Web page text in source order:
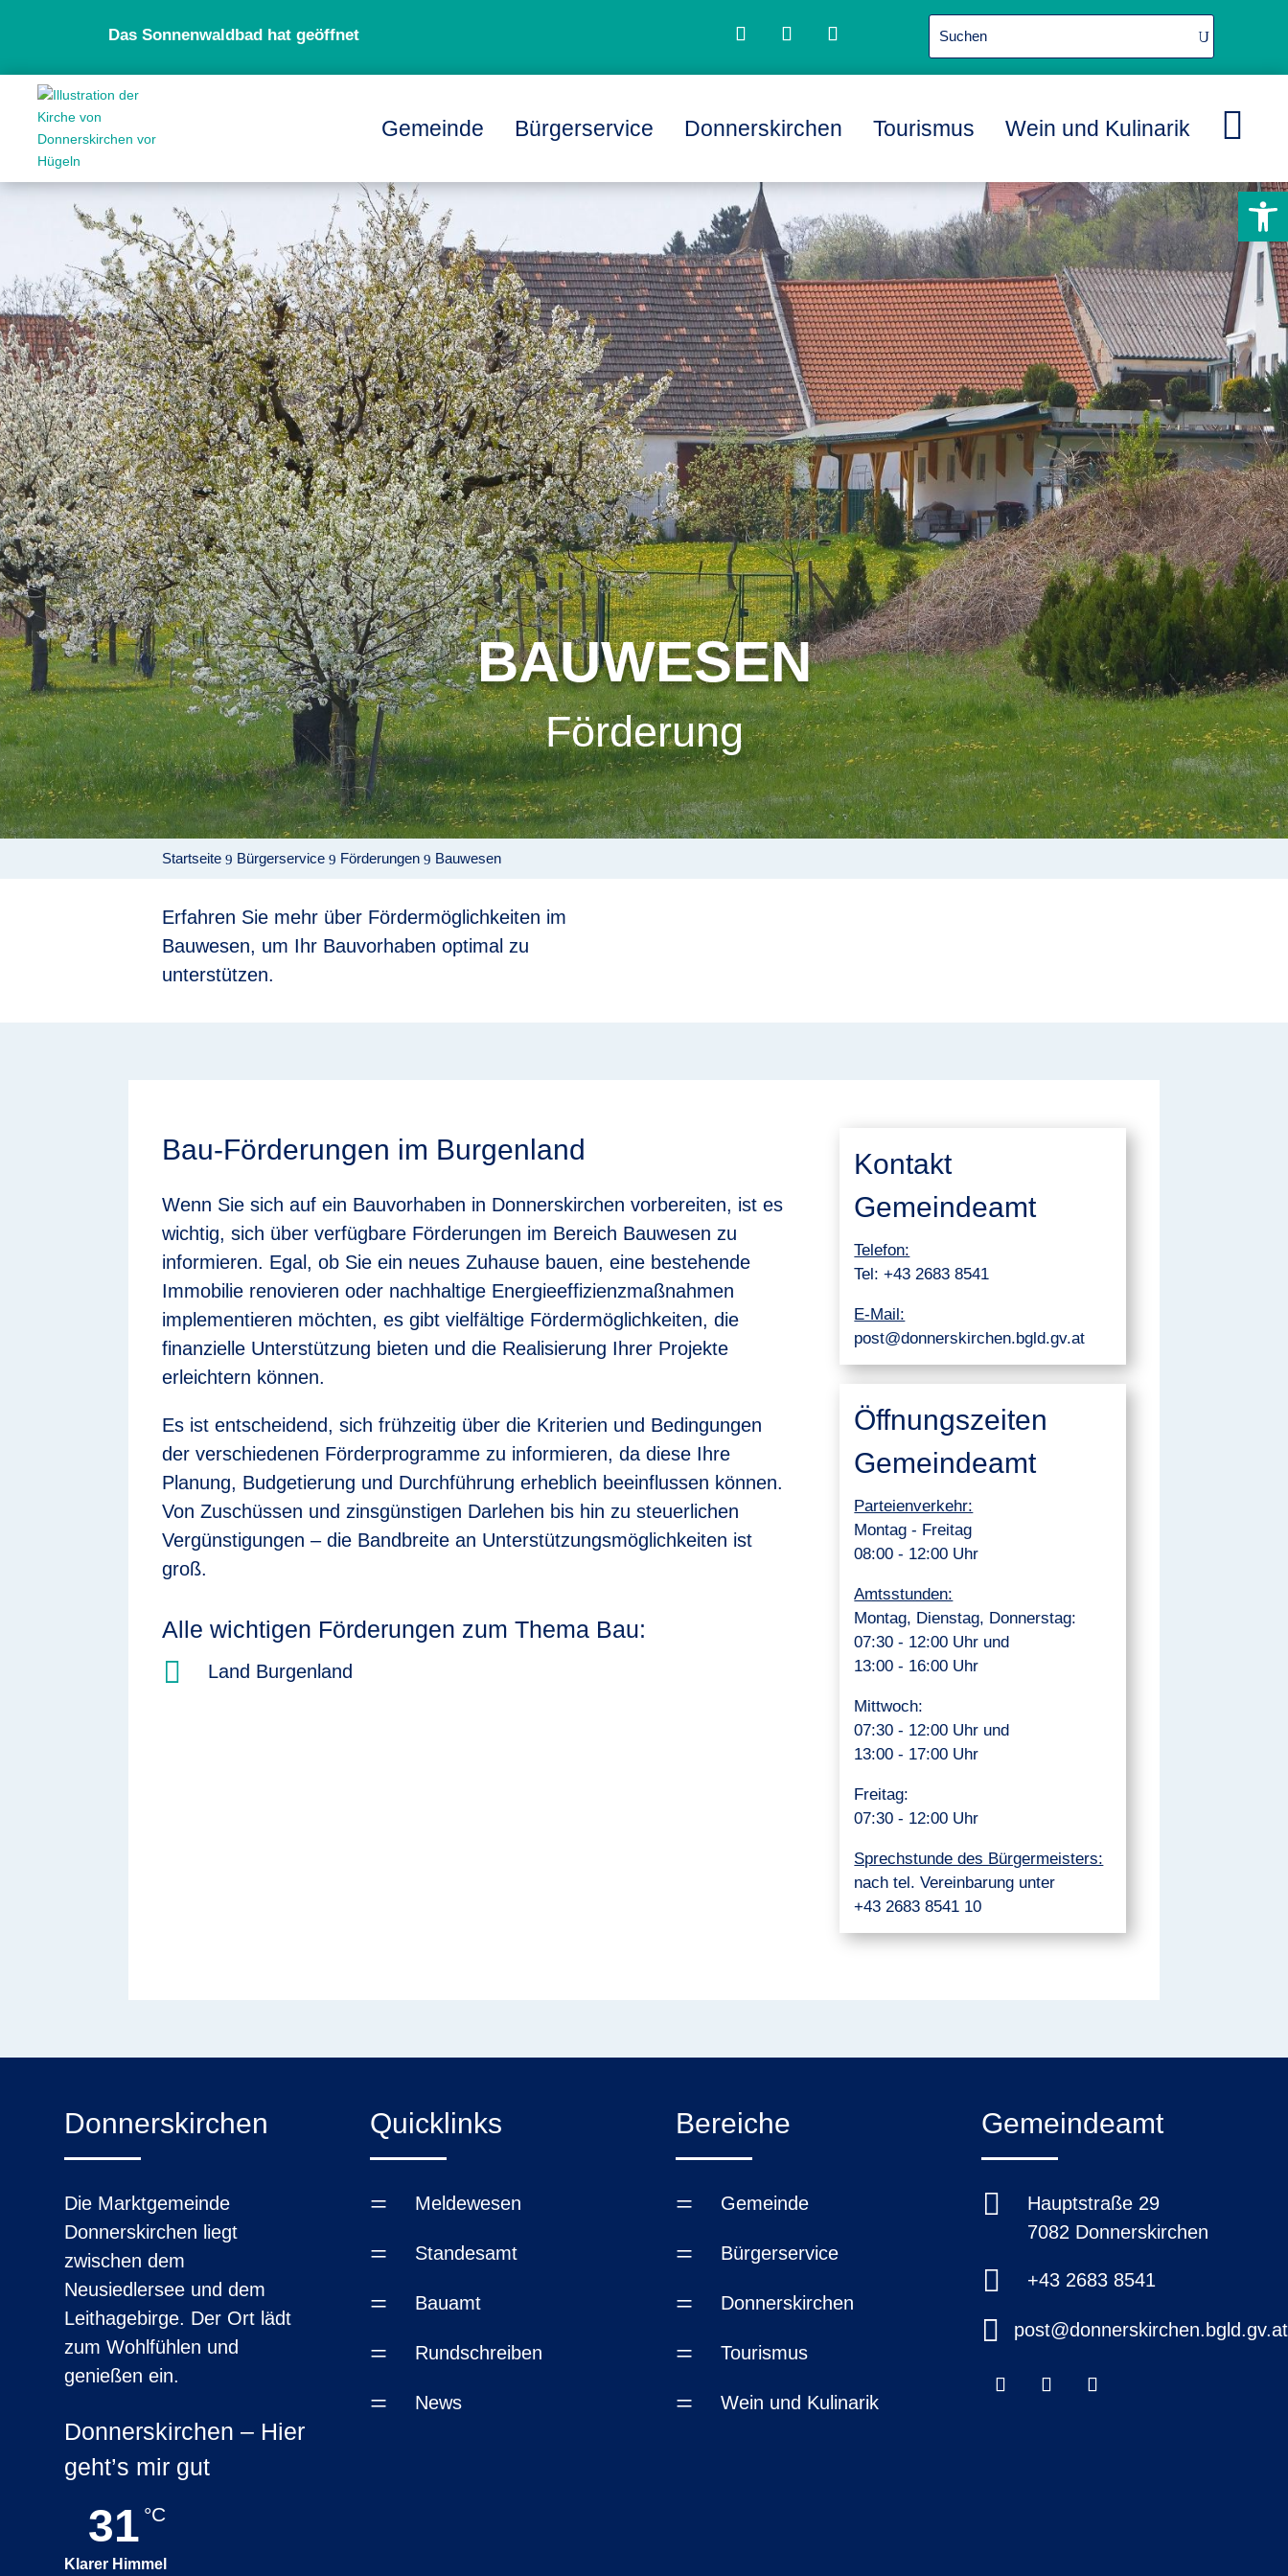
Das Sonnenwaldbad hat geöffnet
Gemeinde Bürgerservice Donnerskirchen Tourismus Wein und Kulinarik 
BAUWESEN
Förderung
Startseite 9 Bürgerservice 9 Förderungen 9 Bauwesen
Erfahren Sie mehr über Fördermöglichkeiten im
Bauwesen, um Ihr Bauvorhaben optimal zu
unterstützen.
Bau-Förderungen im Burgenland
Wenn Sie sich auf ein Bauvorhaben in Donnerskirchen vorbereiten, ist es
wichtig, sich über verfügbare Förderungen im Bereich Bauwesen zu
informieren. Egal, ob Sie ein neues Zuhause bauen, eine bestehende
Immobilie renovieren oder nachhaltige Energieeffizienzmaßnahmen
implementieren möchten, es gibt vielfältige Fördermöglichkeiten, die
finanzielle Unterstützung bieten und die Realisierung Ihrer Projekte
erleichtern können.
Es ist entscheidend, sich frühzeitig über die Kriterien und Bedingungen
der verschiedenen Förderprogramme zu informieren, da diese Ihre
Planung, Budgetierung und Durchführung erheblich beeinflussen können.
Von Zuschüssen und zinsgünstigen Darlehen bis hin zu steuerlichen
Vergünstigungen – die Bandbreite an Unterstützungsmöglichkeiten ist
groß.
Alle wichtigen Förderungen zum Thema Bau:
 Land Burgenland
Kontakt
Gemeindeamt
Telefon:
Tel:+43 2683 8541
E-Mail:
post@donnerskirchen.bgld.gv.at
Öffnungszeiten
Gemeindeamt
Parteienverkehr:
Montag - Freitag
08:00 - 12:00 Uhr
Amtsstunden:
Montag, Dienstag, Donnerstag:
07:30 - 12:00 Uhr und
13:00 - 16:00 Uhr
Mittwoch:
07:30 - 12:00 Uhr und
13:00 - 17:00 Uhr
Freitag:
07:30 - 12:00 Uhr
Sprechstunde des Bürgermeisters:
nach tel. Vereinbarung unter
+43 2683 8541 10
Donnerskirchen
Die Marktgemeinde
Donnerskirchen liegt
zwischen dem
Neusiedlersee und dem
Leithagebirge. Der Ort lädt
zum Wohlfühlen und
genießen ein.
Donnerskirchen – Hier
geht’s mir gut
31 °C
Klarer Himmel
Quicklinks
= Meldewesen
= Standesamt
= Bauamt
= Rundschreiben
= News
Bereiche
= Gemeinde
= Bürgerservice
= Donnerskirchen
= Tourismus
= Wein und Kulinarik
Gemeindeamt

Hauptstraße 29
7082 Donnerskirchen
 +43 2683 8541
 post@donnerskirchen.bgld.gv.at